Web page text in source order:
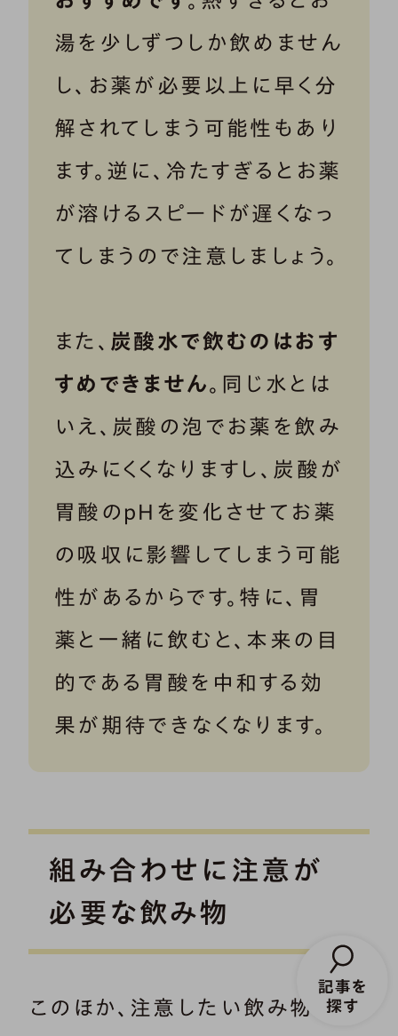
湯を少しずつしか飲めません
し、お薬が必要以上に早く分
解されてしまう可能性もあり
ます。逆に、冷たすぎるとお薬
が溶けるスピードが遅くなっ
てしまうので注意しましょう。
また、 炭酸水で飲むのはおす
すめできません。同じ水とは
いえ、炭酸の泡でお薬を飲み
込みにくくなりますし、炭酸が
胃酸のpHを変化させてお薬
の吸収に影響してしまう可能
性があるからです。特に、胃
薬と一緒に飲むと、本来の目
的である胃酸を中和する効
果が期待できなくなります。
組み合わせに注意が
必要な飲み物
このほか、注意したい飲み物には